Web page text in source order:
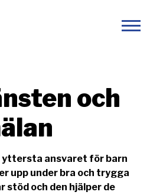
och
ansvaret för barn
upp under bra och trygga
stöd och den hjälper de